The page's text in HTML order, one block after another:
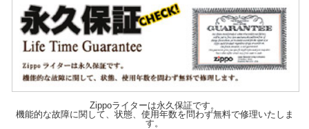
Zippoライターは永久保証です。
機能的な故障に関して、状態、使用年数を問わず無料で修理いたしま
す。